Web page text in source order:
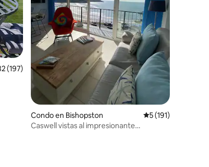
promedio: 4.82 de 5, 197 reseñas
(197)
Condo en Bishopston Calificación
5 (191)
Caswell vistas al impresionante